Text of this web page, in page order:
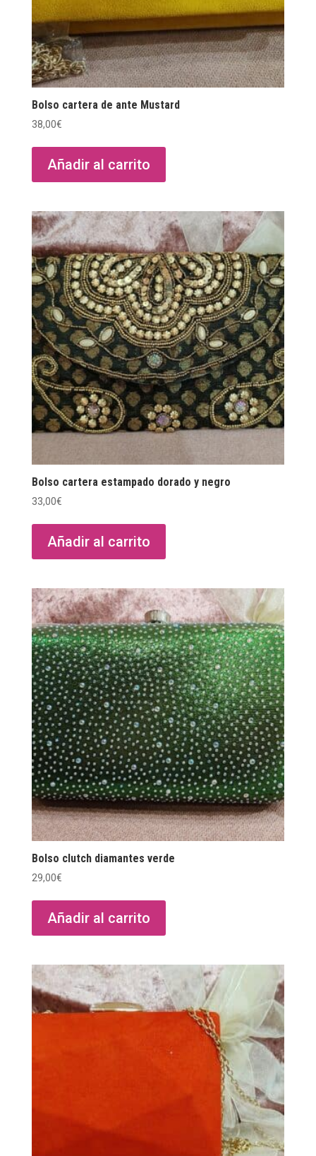
Bolso cartera de ante Mustard
38,00€
Añadir al carrito
Bolso cartera estampado dorado y negro
33,00€
Añadir al carrito
Bolso clutch diamantes verde
29,00€
Añadir al carrito